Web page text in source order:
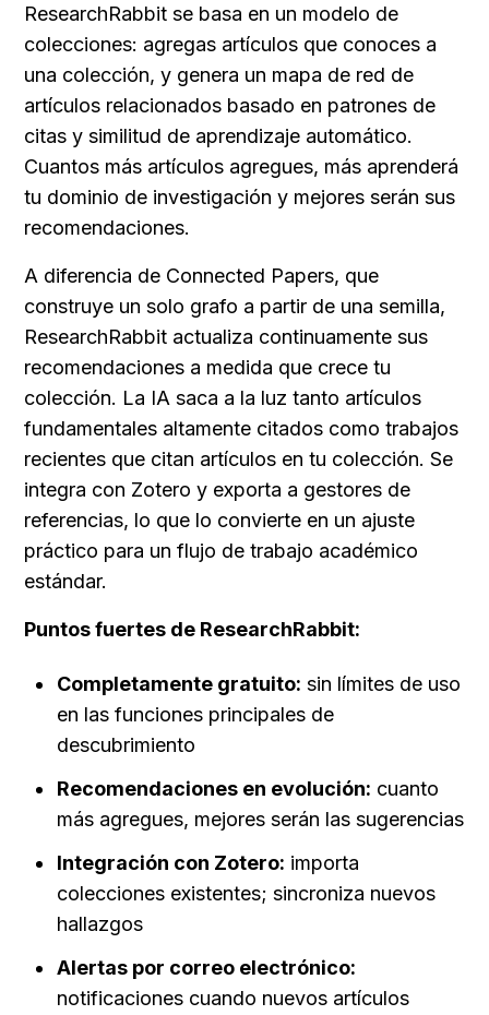
ResearchRabbit se basa en un modelo de
colecciones: agregas artículos que conoces a
una colección, y genera un mapa de red de
artículos relacionados basado en patrones de
citas y similitud de aprendizaje automático.
Cuantos más artículos agregues, más aprenderá
tu dominio de investigación y mejores serán sus
recomendaciones.
A diferencia de Connected Papers, que
construye un solo grafo a partir de una semilla,
ResearchRabbit actualiza continuamente sus
recomendaciones a medida que crece tu
colección. La IA saca a la luz tanto artículos
fundamentales altamente citados como trabajos
recientes que citan artículos en tu colección. Se
integra con Zotero y exporta a gestores de
referencias, lo que lo convierte en un ajuste
práctico para un flujo de trabajo académico
estándar.
Puntos fuertes de ResearchRabbit:
Completamente gratuito: sin límites de uso
en las funciones principales de
descubrimiento
Recomendaciones en evolución: cuanto
más agregues, mejores serán las sugerencias
Integración con Zotero: importa
colecciones existentes; sincroniza nuevos
hallazgos
Alertas por correo electrónico:
notificaciones cuando nuevos artículos